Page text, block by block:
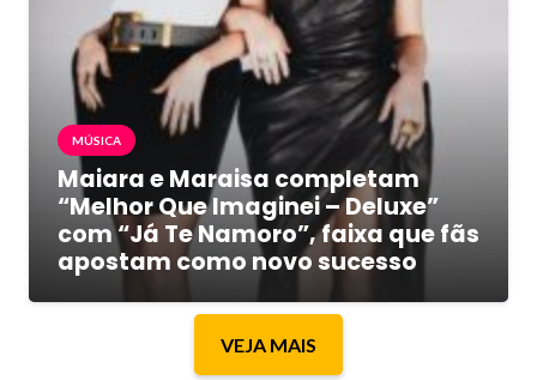
MÚSICA
Maiara e Maraisa completam
“Melhor Que Imaginei – Deluxe”
com “Já Te Namoro”, faixa que fãs
apostam como novo sucesso
VEJA MAIS